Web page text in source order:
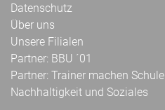
Datenschutz
Über uns
Unsere Filialen
Partner: BBU ´01
Partner: Trainer machen Schule
Nachhaltigkeit und Soziales